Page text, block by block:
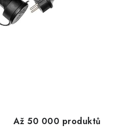
Až 50 000 produktů